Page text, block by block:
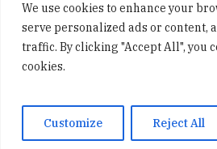
We use cookies to enhance your
serve personalized ads or content,
traffic. By clicking "Accept All", you
cookies.
Customize Reject All
Acasă
Presa